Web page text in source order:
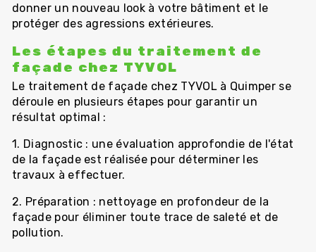
donner un nouveau look à votre bâtiment et le
protéger des agressions extérieures.
Les étapes du traitement de
façade chez TYVOL
Le traitement de façade chez TYVOL à Quimper se
déroule en plusieurs étapes pour garantir un
résultat optimal :
1. Diagnostic : une évaluation approfondie de l'état
de la façade est réalisée pour déterminer les
travaux à effectuer.
2. Préparation : nettoyage en profondeur de la
façade pour éliminer toute trace de saleté et de
pollution.